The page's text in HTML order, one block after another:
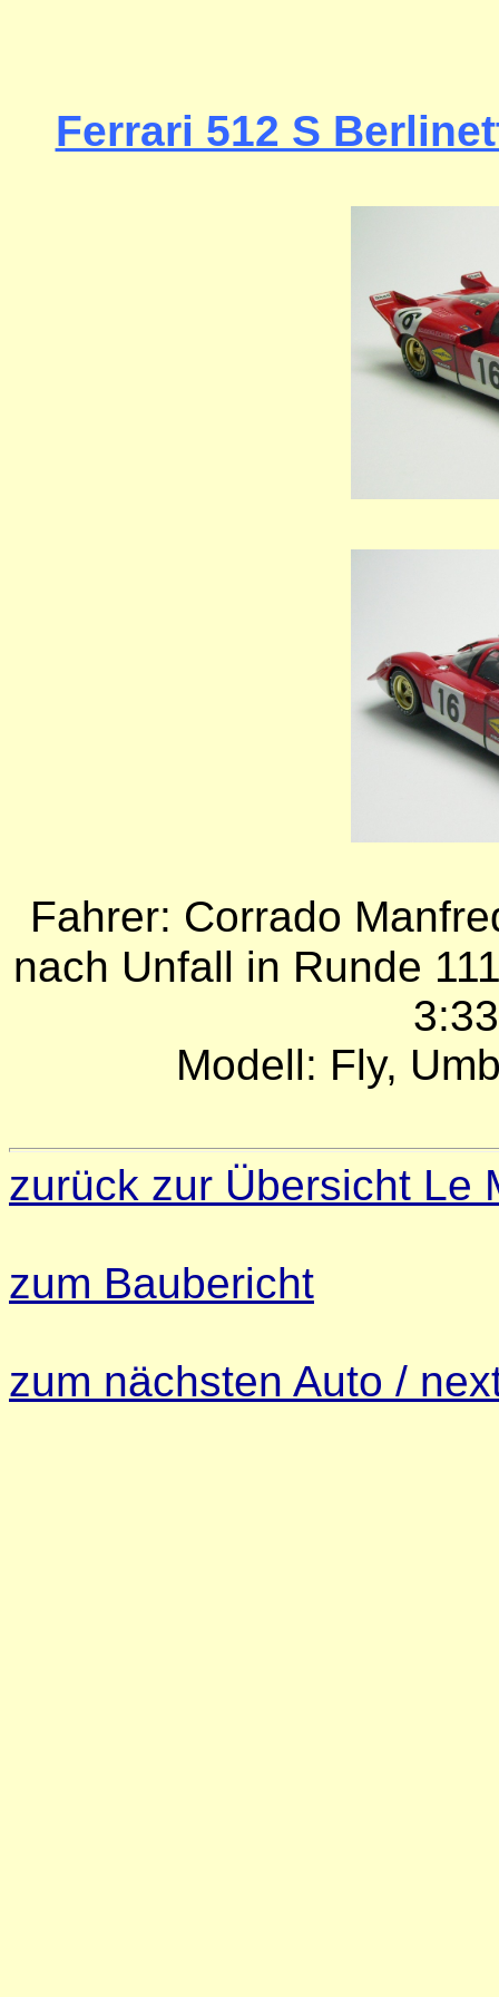
Ferrari 512 S
Fahrer: Corrado
nach Unfall in Runde
Modell: Fly,
zurück zur Übersicht Le
zum Baubericht
zum nächsten Auto /